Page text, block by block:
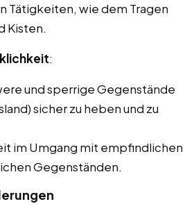
Tätigkeiten, wie dem Tragen
Kisten.
:
und sperrige Gegenstände
sicher zu heben und zu
im Umgang mit empfindlichen
Gegenständen.